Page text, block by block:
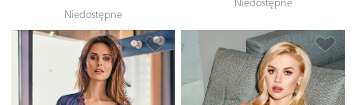
Niedostępne
Niedostępne